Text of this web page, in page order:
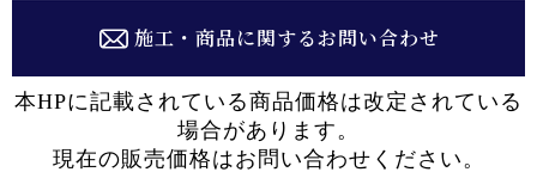
施工・商品に関するお問い合わせ
本HPに記載されている商品価格は改定されている
場合があります。
現在の販売価格はお問い合わせください。